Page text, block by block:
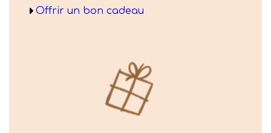
Offrir un bon cadeau